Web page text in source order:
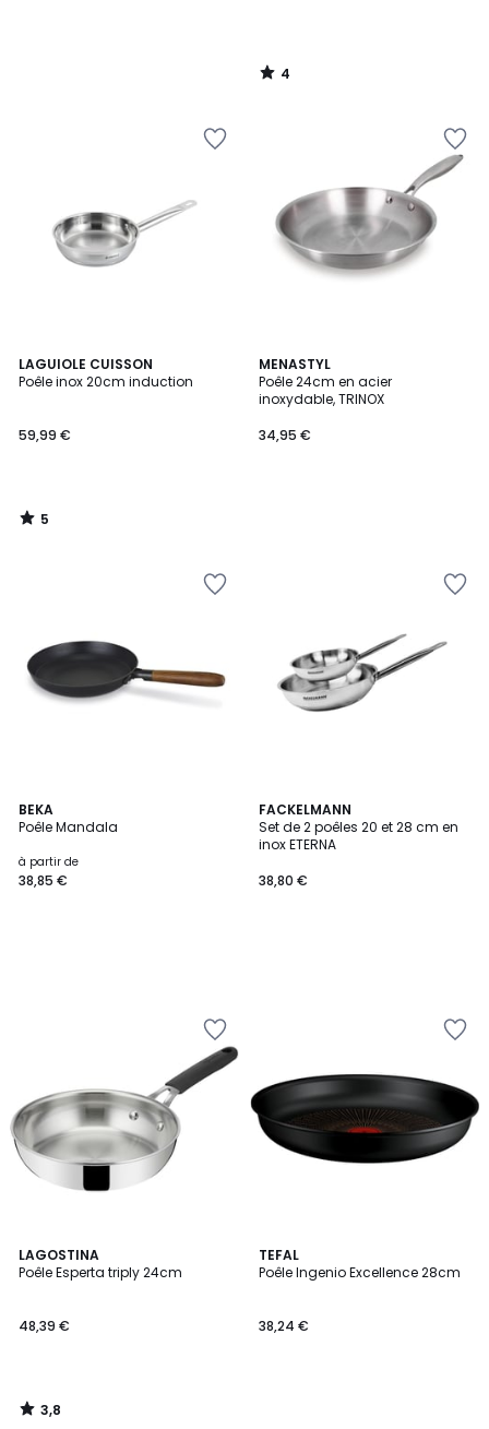
4
/
LAGUIOLE CUISSON
Poêle inox 20cm induction
59,99 €
5
/
5
/
MENASTYL
Poêle 24cm en acier
inoxydable, TRINOX
34,95 €
BEKA
Poêle Mandala
à partir de
38,85 €
FACKELMANN
Set de 2 poêles 20 et 28 cm en
inox ETERNA
38,80 €
LAGOSTINA
Poêle Esperta triply 24cm
48,39 €
3,8
/ 5
3,8
/
TEFAL
Poêle Ingenio Excellence 28cm
38,24 €